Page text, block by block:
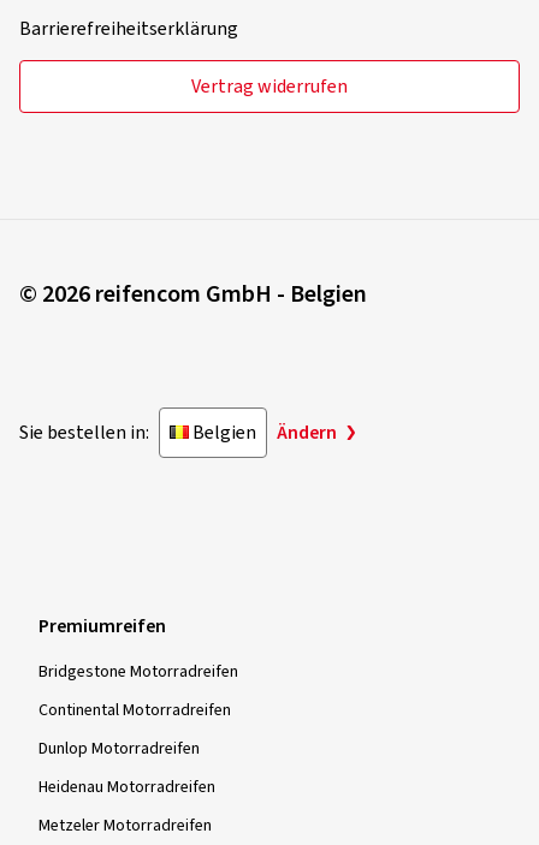
Barrierefreiheitserklärung
Vertrag widerrufen
© 2026 reifencom GmbH - Belgien
Sie bestellen in: Belgien Ändern
Premiumreifen
Bridgestone Motorradreifen
Continental Motorradreifen
Dunlop Motorradreifen
Heidenau Motorradreifen
Metzeler Motorradreifen